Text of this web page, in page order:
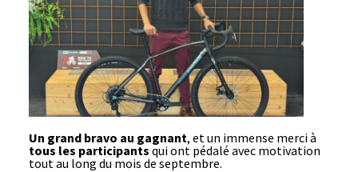
Un grand bravo au gagnant, et un immense merci à
tous les participants qui ont pédalé avec motivation
tout au long du mois de septembre.